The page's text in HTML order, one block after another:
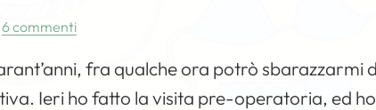
6 commenti
fra qualche ora potrò sbarazzarmi
Ieri ho fatto la visita pre-operatoria, ed